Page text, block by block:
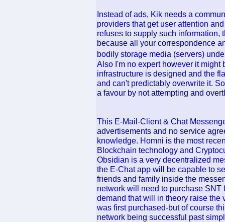
Instead of ads, Kik needs a
providers that get user attention
refuses to supply such information,
because all your correspondence
bodily storage media (servers)
Also I'm no expert however it
infrastructure is designed and the
and can't predictably overwrite it.
a favour by not attempting and
This E-Mail-Client & Chat
advertisements and no service
knowledge. Homni is the most
Blockchain technology and
Obsidian is a very decentralized
the E-Chat app will be capable to
friends and family inside the
network will need to purchase
demand that will in theory raise the
was first purchased-but of course
network being successful past